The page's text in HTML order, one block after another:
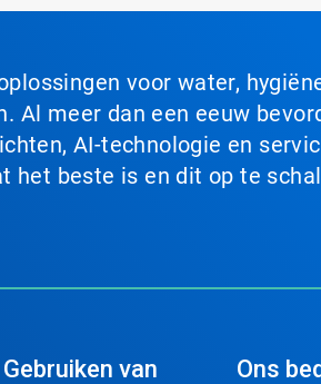
voor water,
Al meer dan een eeuw
AI-technologie en
beste is en dit op te
Gebruiken van
Ons